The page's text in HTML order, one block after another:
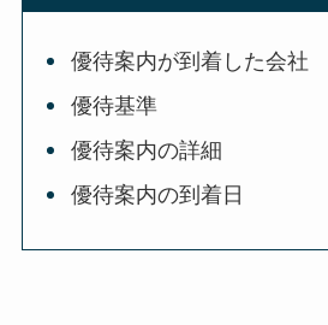
優待案内が到着した会社
優待基準
優待案内の詳細
優待案内の到着日